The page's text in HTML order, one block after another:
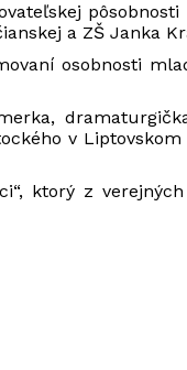
pôsobnosti
a ZŠ Janka
osobnosti
v
ktorý z